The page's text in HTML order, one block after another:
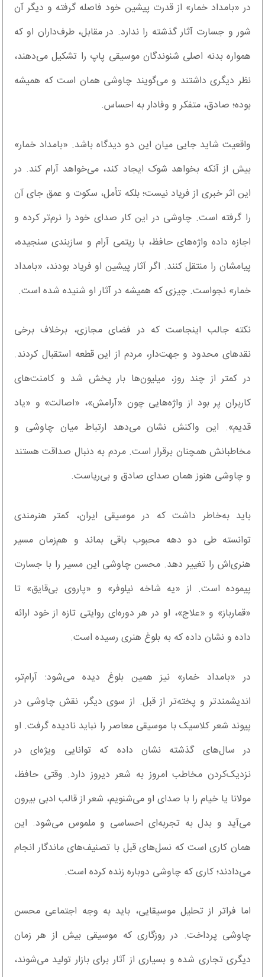
در «بامداد خمار» از قدرت پیشین خود فاصله گرفته و دیگر آن
شور و جسارت آثار گذشته را ندارد. در مقابل، طرف‌داران او که
همواره بدنه‌ اصلی شنوندگان موسیقی پاپ را تشکیل می‌دهند،
نظر دیگری داشتند و می‌گویند چاوشی همان است که همیشه
بوده؛ صادق، متفکر و وفادار به احساس.
واقعیت شاید جایی میان این دو دیدگاه باشد. «بامداد خمار»
بیش از آنکه بخواهد شوک ایجاد کند، می‌خواهد آرام کند. در
این اثر خبری از فریاد نیست؛ بلکه تأمل، سکوت و عمق جای آن
را گرفته است. چاوشی در این کار صدای خود را نرم‌تر کرده و
اجازه داده واژه‌های حافظ، با ریتمی آرام و سازبندی سنجیده،
پیامشان را منتقل کنند. اگر آثار پیشین او فریاد بودند، «بامداد
خمار» نجواست. چیزی که همیشه در آثار او شنیده شده است.
نکته‌ جالب اینجاست که در فضای مجازی، برخلاف برخی
نقدهای محدود و جهت‌دار، مردم از این قطعه استقبال کردند.
در کمتر از چند روز، میلیون‌ها بار پخش شد و کامنت‌های
کاربران پر بود از واژه‌هایی چون «آرامش»، «اصالت» و «یاد
قدیم». این واکنش نشان می‌دهد ارتباط میان چاوشی و
مخاطبانش همچنان برقرار است. مردم به دنبال صداقت هستند
و چاوشی هنوز همان صدای صادق و بی‌ریاست.
باید به‌خاطر داشت که در موسیقی ایران، کمتر هنرمندی
توانسته طی دو دهه محبوب باقی بماند و هم‌زمان مسیر
هنری‌اش را تغییر دهد. محسن چاوشی این مسیر را با جسارت
پیموده است. از «یه شاخه نیلوفر» و «پاروی بی‌قایق» تا
«قمارباز» و «علاج»، او در هر دوره‌ای روایتی تازه از خود ارائه
داده و نشان داده که به بلوغ هنری رسیده است.
در «بامداد خمار» نیز همین بلوغ دیده می‌شود: آرام‌تر،
اندیشمندتر و پخته‌تر از قبل. از سوی دیگر، نقش چاوشی در
پیوند شعر کلاسیک با موسیقی معاصر را نباید نادیده گرفت. او
در سال‌های گذشته نشان داده که توانایی ویژه‌ای در
نزدیک‌کردن مخاطب امروز به شعر دیروز دارد. وقتی حافظ،
مولانا یا خیام را با صدای او می‌شنویم، شعر از قالب ادبی بیرون
می‌آید و بدل به تجربه‌ای احساسی و ملموس می‌شود. این
همان کاری است که نسل‌های قبل با تصنیف‌های ماندگار انجام
می‌دادند؛ کاری که چاوشی دوباره زنده کرده است.
اما فراتر از تحلیل موسیقایی، باید به وجه اجتماعی محسن
چاوشی پرداخت. در روزگاری که موسیقی بیش از هر زمان
دیگری تجاری شده و بسیاری از آثار برای بازار تولید می‌شوند،